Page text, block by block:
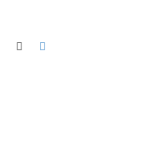
rechercher